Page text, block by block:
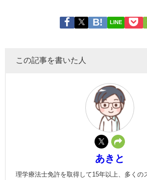
LINE
この記事を書いた人
あきと
理学療法士免許を取得して15年以上、多くの